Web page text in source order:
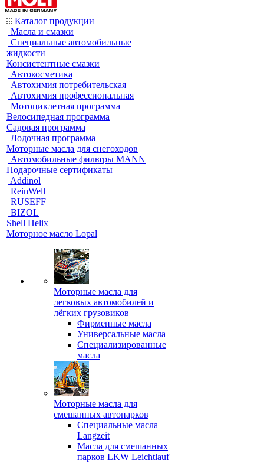
Каталог продукции
Масла и смазки
Специальные автомобильные
жидкости
Консистентные смазки
Автокосметика
Автохимия потребительская
Автохимия профессиональная
Мотоциклетная программа
Велосипедная программа
Садовая программа
Лодочная программа
Моторные масла для снегоходов
Автомобильные фильтры MANN
Подарочные сертификаты
Addinol
ReinWell
RUSEFF
BIZOL
Shell Helix
Моторное масло Lopal
Моторные масла для
легковых автомобилей и
лёгких грузовиков
Фирменные масла
Универсальные масла
Специализированные
масла
Моторные масла для
смешанных автопарков
Специальные масла
Langzeit
Масла для смешанных
парков LKW Leichtlauf